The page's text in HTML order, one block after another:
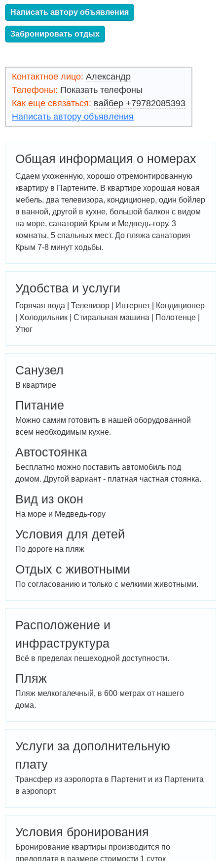
Написать автору объявления
Забронировать отдых
Контактное лицо: Александр
Телефоны: Показать телефоны
Как еще связаться: вайбер +79782085393
Написать автору объявления
Общая информация о номерах
Сдаем ухоженную, хорошо отремонтированную
квартиру в Партените. В квартире хорошая новая
мебель, два телевизора, кондиционер, один бойлер
в ванной, другой в кухне, большой балкон с видом
на море, санаторий Крым и Медведь-гору. 3
комнаты, 5 спальных мест. До пляжа санатория
Крым 7-8 минут ходьбы.
Удобства и услуги
Горячая вода | Телевизор | Интернет | Кондиционер
| Холодильник | Стиральная машина | Полотенце |
Утюг
Санузел
В квартире
Питание
Можно самим готовить в нашей оборудованной
всем необходимым кухне.
Автостоянка
Бесплатно можно поставить автомобиль под
домом. Другой вариант - платная частная стоянка.
Вид из окон
На море и Медведь-гору
Условия для детей
По дороге на пляж
Отдых с животными
По согласованию и только с мелкими животными.
Расположение и
инфраструктура
Всё в пределах пешеходной доступности.
Пляж
Пляж мелкогалечный, в 600 метрах от нашего
дома.
Услуги за дополнительную
плату
Трансфер из аэропорта в Партенит и из Партенита
в аэропорт.
Условия бронирования
Бронирование квартиры производится по
предоплате в размере стоимости 1 суток